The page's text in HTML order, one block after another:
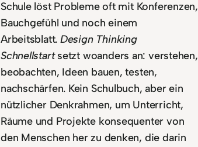
Schule löst Probleme oft mit Konferenzen,
Bauchgefühl und noch einem
Arbeitsblatt. Design Thinking
Schnellstartsetzt woanders an: verstehen,
beobachten, Ideen bauen, testen,
nachschärfen. Kein Schulbuch, aber ein
nützlicher Denkrahmen, um Unterricht,
Räume und Projekte konsequenter von
den Menschen her zu denken, die darin